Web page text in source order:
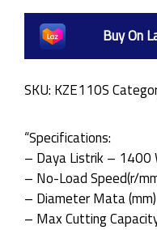
Buy On
SKU: KZE110S
“Specifications:
– Daya Listrik – 1400
– No-Load Speed(r/
– Diameter Mata
– Max Cutting